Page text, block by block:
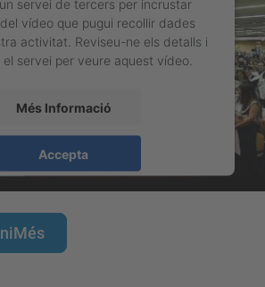
servei de tercers per incrustar
vídeo que pugui recollir dades
activitat. Reviseu-ne els detalls i
servei per veure aquest vídeo.
Més Informació
Accepta